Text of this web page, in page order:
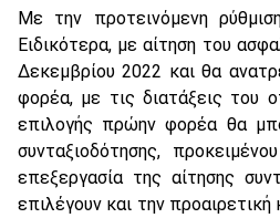
Με την προτεινόμενη
Ειδικότερα, με αίτηση του
Δεκεμβρίου 2022 και θα
φορέα, με τις διατάξεις του
επιλογής πρώην φορέα θα
συνταξιοδότησης,
επεξεργασία της αίτησης
επιλέγουν και την